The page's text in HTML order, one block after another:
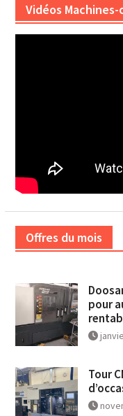
Vidéos
Offres du mois
pour
Tour